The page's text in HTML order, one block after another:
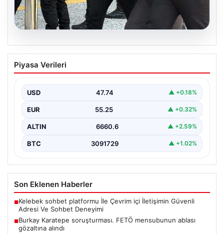
Burkay Karatepe soruşturması. FETÖ
mensubunun ablası gözaltına alındı
Piyasa Verileri
USD 47.74 ▲ +0.18%
EUR 55.25 ▲ +0.32%
ALTIN 6660.6 ▲ +2.59%
BTC 3091729 ▲ +1.02%
Son Eklenen Haberler
■Kelebek sohbet platformu İle Çevrim içi İletişimin Güvenli
Adresi Ve Sohbet Deneyimi
■Burkay Karatepe soruşturması. FETÖ mensubunun ablası
gözaltına alındı